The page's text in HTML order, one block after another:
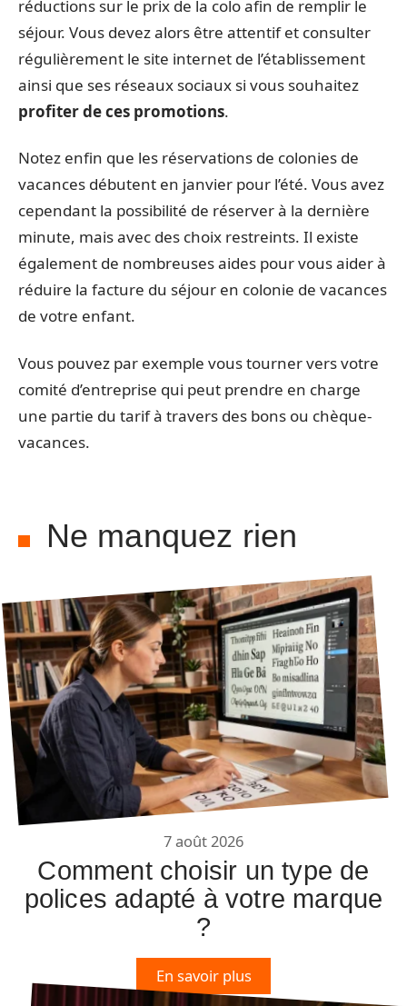
réductions sur le prix de la colo afin de remplir le
séjour. Vous devez alors être attentif et consulter
régulièrement le site internet de l’établissement
ainsi que ses réseaux sociaux si vous souhaitez
profiter de ces promotions.
Notez enfin que les réservations de colonies de
vacances débutent en janvier pour l’été. Vous avez
cependant la possibilité de réserver à la dernière
minute, mais avec des choix restreints. Il existe
également de nombreuses aides pour vous aider à
réduire la facture du séjour en colonie de vacances
de votre enfant.
Vous pouvez par exemple vous tourner vers votre
comité d’entreprise qui peut prendre en charge
une partie du tarif à travers des bons ou chèque-
vacances.
Ne manquez rien
7 août 2026
Comment choisir un type de
polices adapté à votre marque
?
En savoir plus